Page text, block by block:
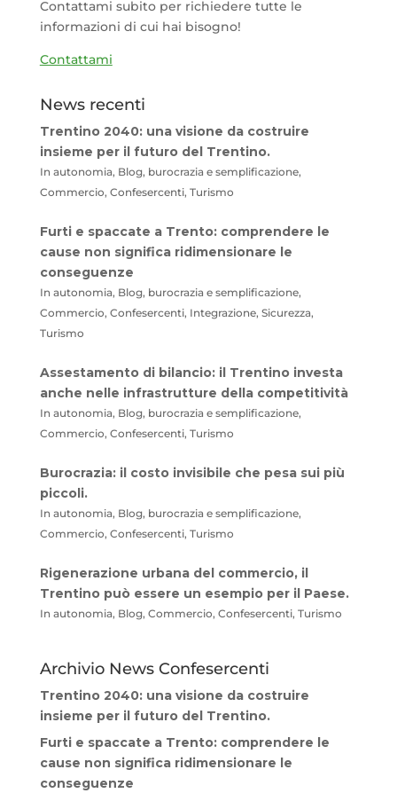
Contattami subito per richiedere tutte le
informazioni di cui hai bisogno!
Contattami
News recenti
Trentino 2040: una visione da costruire
insieme per il futuro del Trentino.
In autonomia, Blog, burocrazia e semplificazione,
Commercio, Confesercenti, Turismo
Furti e spaccate a Trento: comprendere le
cause non significa ridimensionare le
conseguenze
In autonomia, Blog, burocrazia e semplificazione,
Commercio, Confesercenti, Integrazione, Sicurezza,
Turismo
Assestamento di bilancio: il Trentino investa
anche nelle infrastrutture della competitività
In autonomia, Blog, burocrazia e semplificazione,
Commercio, Confesercenti, Turismo
Burocrazia: il costo invisibile che pesa sui più
piccoli.
In autonomia, Blog, burocrazia e semplificazione,
Commercio, Confesercenti, Turismo
Rigenerazione urbana del commercio, il
Trentino può essere un esempio per il Paese.
In autonomia, Blog, Commercio, Confesercenti, Turismo
Archivio News Confesercenti
Trentino 2040: una visione da costruire
insieme per il futuro del Trentino.
Furti e spaccate a Trento: comprendere le
cause non significa ridimensionare le
conseguenze